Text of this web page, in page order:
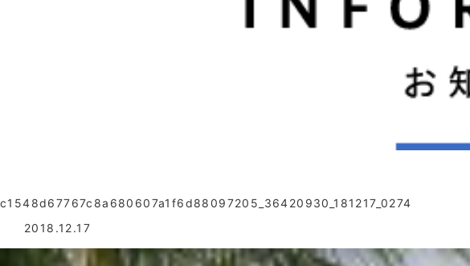
c1548d67767c8a680607a1f6d88097205_36420930_181217_0274
2018.12.17